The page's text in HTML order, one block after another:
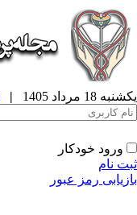
یکشنبه 18 مرداد 1405 |
ورود خودکار
ثبت نام
بازیابی رمز عبور